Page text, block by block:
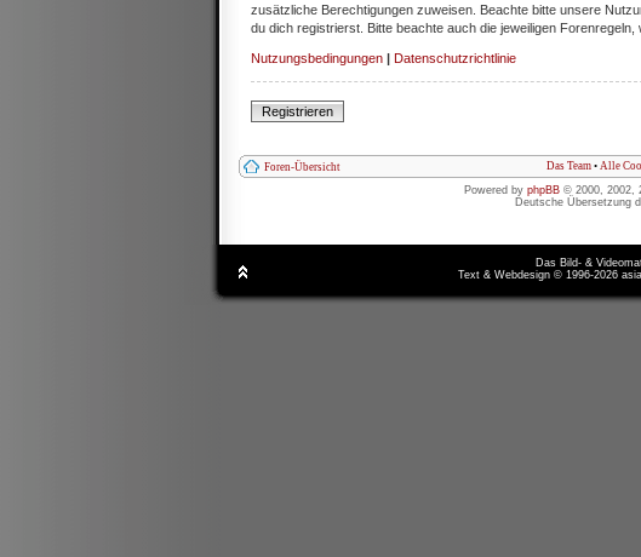
zusätzliche Berechtigungen zuweisen. Beachte bitte unsere
du dich registrierst. Bitte beachte auch die jeweiligen Forenregeln,
Nutzungsbedingungen Datenschutzrichtlinie
Registrieren
Foren-Übersicht Das Team • Alle
Powered by phpBB © 2000, 2002,
Deutsche Übersetzung
Das Bild- &
Text & Webdesign © 1996-2026